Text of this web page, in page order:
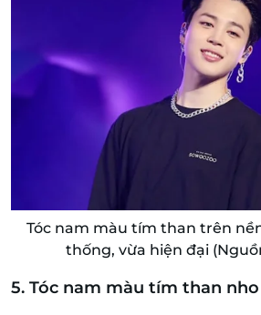
Tóc nam màu tím than trên
thống, vừa hiện đại
5. Tóc nam màu tím than nho